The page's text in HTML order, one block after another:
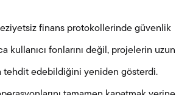
finans protokollerinde güvenlik
kullanıcı fonlarını değil, projelerin uzun
tehdit edebildiğini yeniden gösterdi.